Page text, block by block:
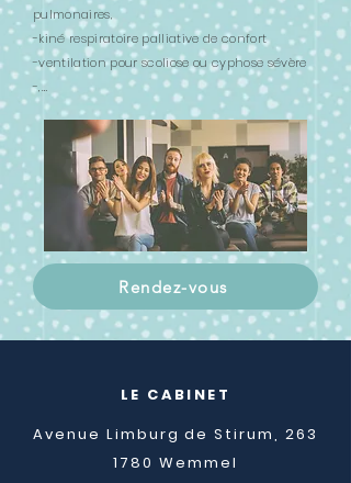
pulmonaires,
-kiné respiratoire palliative de confort
-ventilation pour scoliose ou cyphose sévère
-,…
Rendez-vous
LE CABINET
Avenue Limburg de Stirum, 263
1780 Wemmel